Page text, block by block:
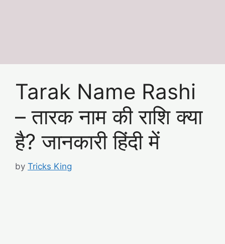
Tarak Name Rashi
– तारक नाम की राशि क्या
है? जानकारी हिंदी में
by Tricks King